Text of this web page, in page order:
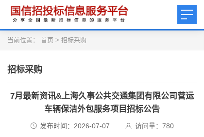
当前位置： 首页 > 招标采购
招标采购
7月最新资讯&上海久事公共交通集团有限公司营运
车辆保洁外包服务项目招标公告
发布时间：2026-07-07 访问量： 780